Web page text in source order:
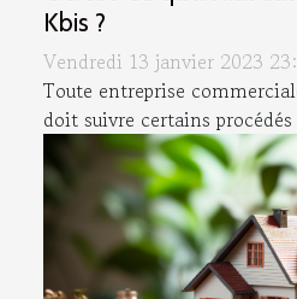
Kbis ?
Vendredi 13 janvier 2023
Toute entreprise
doit suivre certains